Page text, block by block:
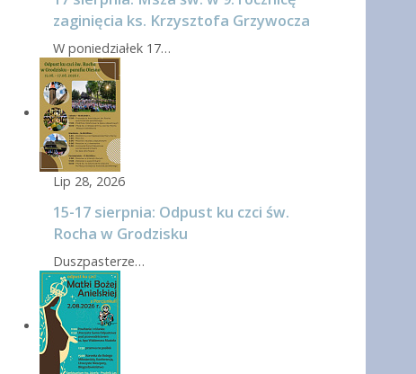
zaginięcia ks. Krzysztofa Grzywocza
W poniedziałek 17…
Lip 28, 2026
15-17 sierpnia: Odpust ku czci św.
Rocha w Grodzisku
Duszpasterze…